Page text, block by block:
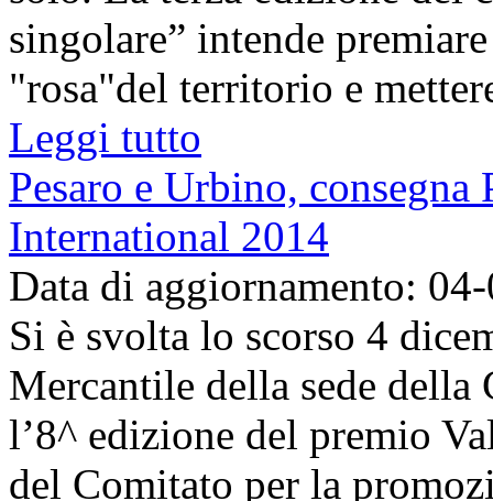
singolare” intende
"rosa"del territorio e
Leggi tutto
Pesaro e Urbino,
International 2014
Data di aggiornamento:
Si è svolta lo scorso 4
Mercantile della sede della
l’8^ edizione del premio
del Comitato per la